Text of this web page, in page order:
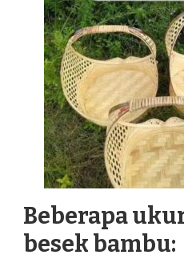
Beberapa
besek bambu: